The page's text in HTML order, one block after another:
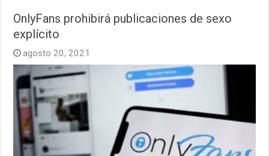
OnlyFans prohibirá publicaciones de sexo
explícito
agosto 20, 2021